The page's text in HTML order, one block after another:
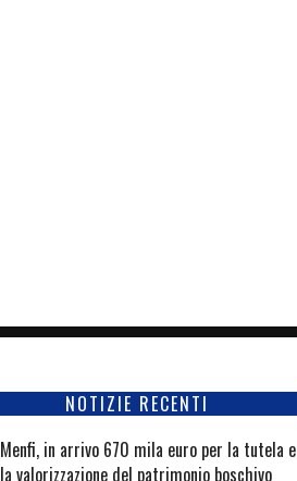
NOTIZIE RECENTI
Menfi, in arrivo 670 mila euro per la tutela e
la valorizzazione del patrimonio boschivo